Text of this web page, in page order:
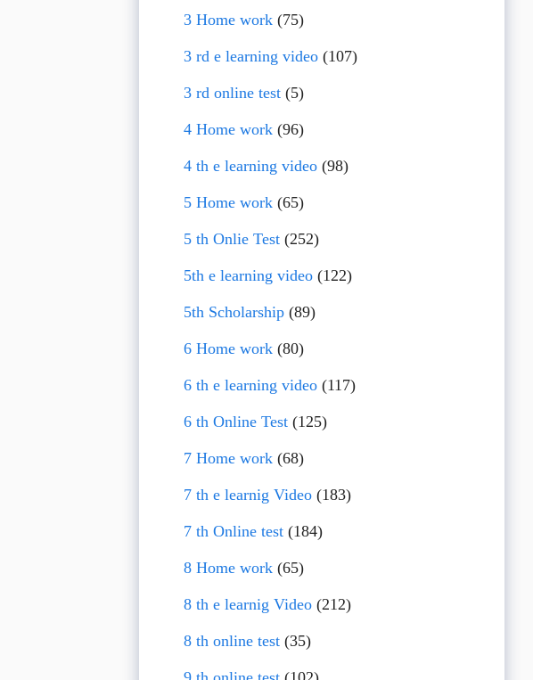
3 Home work(75)
3 rd e learning video(107)
3 rd online test(5)
4 Home work(96)
4 th e learning video(98)
5 Home work(65)
5 th Onlie Test(252)
5th e learning video(122)
5th Scholarship(89)
6 Home work(80)
6 th e learning video(117)
6 th Online Test(125)
7 Home work(68)
7 th e learnig Video(183)
7 th Online test(184)
8 Home work(65)
8 th e learnig Video(212)
8 th online test(35)